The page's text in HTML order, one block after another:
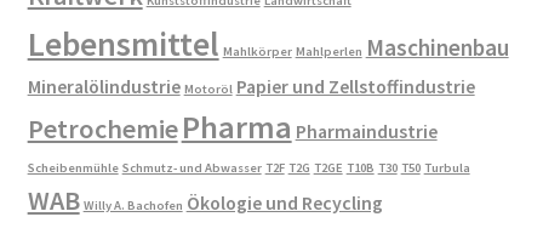
Lebensmittel Mahlkörper Mahlperlen Maschinenbau
Mineralölindustrie Motoröl Papier und Zellstoffindustrie
PetrochemiePharma Pharmaindustrie
Scheibenmühle Schmutz- und Abwasser T2F T2G T2GE T10B T30 T50 Turbula
WAB Willy A. Bachofen Ökologie und Recycling